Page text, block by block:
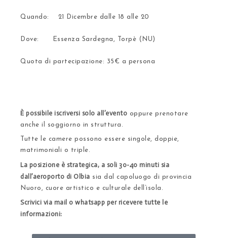
Quando: 21 Dicembre dalle 18 alle 20
Dove: Essenza Sardegna, Torpè (NU)
Quota di partecipazione: 35€ a persona
È possibile iscriversi solo all’evento oppure prenotare
anche il soggiorno in struttura.
Tutte le camere possono essere singole, doppie,
matrimoniali o triple.
La posizione è strategica, a soli 30-40 minuti sia
dall’aeroporto di Olbia sia dal capoluogo di provincia
Nuoro, cuore artistico e culturale dell’isola.
Scrivici via mail o whatsapp per ricevere tutte le
informazioni: